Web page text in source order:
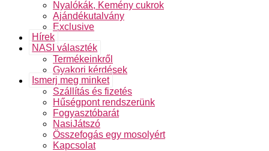
Nyalókák, Kemény cukrok
Ajándékutalvány
Exclusive
Hírek
NASI választék
Termékeinkről
Gyakori kérdések
Ismerj meg minket
Szállítás és fizetés
Hűségpont rendszerünk
Fogyasztóbarát
NasiJátszó
Összefogás egy mosolyért
Kapcsolat